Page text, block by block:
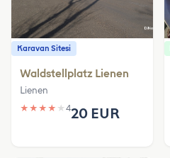
Karavan Sitesi
Waldstellplatz Lienen
Lienen
★ ★ ★ ★ ★ 420 EUR